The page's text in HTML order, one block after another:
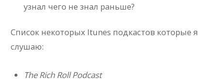
узнал чего не знал раньше?
Список некоторых Itunes подкастов которые я
слушаю:
The Rich Roll Podcast